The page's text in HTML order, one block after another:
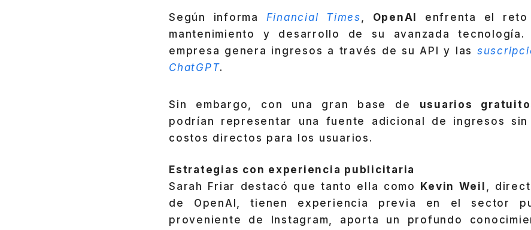
Según informa Financial Times, OpenAI
enfrenta el reto
mantenimiento y desarrollo de su avanzada tecnología.
empresa genera ingresos a través de su API y las
ChatGPT.
Sin embargo, con una gran base de usuarios
podrían representar una fuente adicional de ingresos sin
costos directos para los usuarios.
Estrategias con experiencia publicitaria
Sarah Friar destacó que tanto ella como
Kevin Weil ,
de OpenAI, tienen experiencia previa en el sector
proveniente de Instagram, aporta un profundo